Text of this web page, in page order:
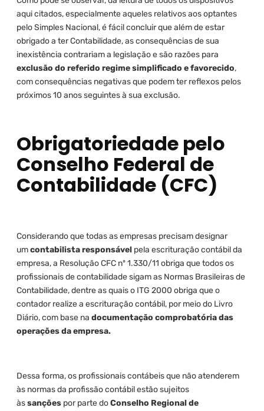
aqui citados, especialmente aqueles relativos aos optantes
pelo Simples Nacional, é fácil concluir que além de estar
obrigado a ter Contabilidade, as consequências de sua
inexistência contrariam a legislação e são razões para
exclusão do referido regime simplificado e favorecido,
com consequências negativas que podem ter reflexos pelos
próximos 10 anos seguintes à sua exclusão.
Obrigatoriedade pelo
Conselho Federal de
Contabilidade (CFC)
Considerando que todas as empresas precisam designar
umcontabilista responsável pela escrituração contábil da
empresa, a Resolução CFC nº 1.330/11 obriga que todos os
profissionais de contabilidade sigam as Normas Brasileiras de
Contabilidade, dentre as quais o ITG 2000 obriga que o
contador realize a escrituração contábil, por meio do Livro
Diário, com base na documentação comprobatória das
operações da empresa.
Dessa forma, os profissionais contábeis que não atenderem
às normas da profissão contábil estão sujeitos
àssanções por parte doConselho Regional de